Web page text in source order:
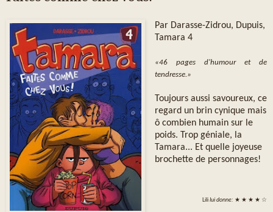
Par Darasse-Zidrou, Dupuis,
Tamara 4
«46 pages d'humour et de
tendresse.»
Toujours aussi savoureux, ce
regard un brin cynique mais
ô combien humain sur le
poids. Trop géniale, la
Tamara... Et quelle joyeuse
brochette de personnages!
Lililui donne: ★ ★ ★ ★ ☆